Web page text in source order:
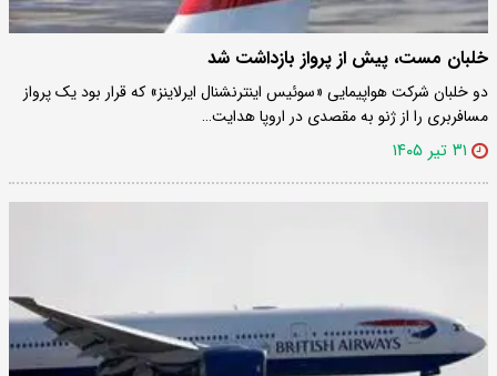
خلبان مست، پیش از پرواز بازداشت شد
دو خلبان شرکت هواپیمایی «سوئیس اینترنشنال ایرلاینز» که قرار بود یک پرواز
مسافربری را از ژنو به مقصدی در اروپا هدایت…
۳۱ تیر ۱۴۰۵